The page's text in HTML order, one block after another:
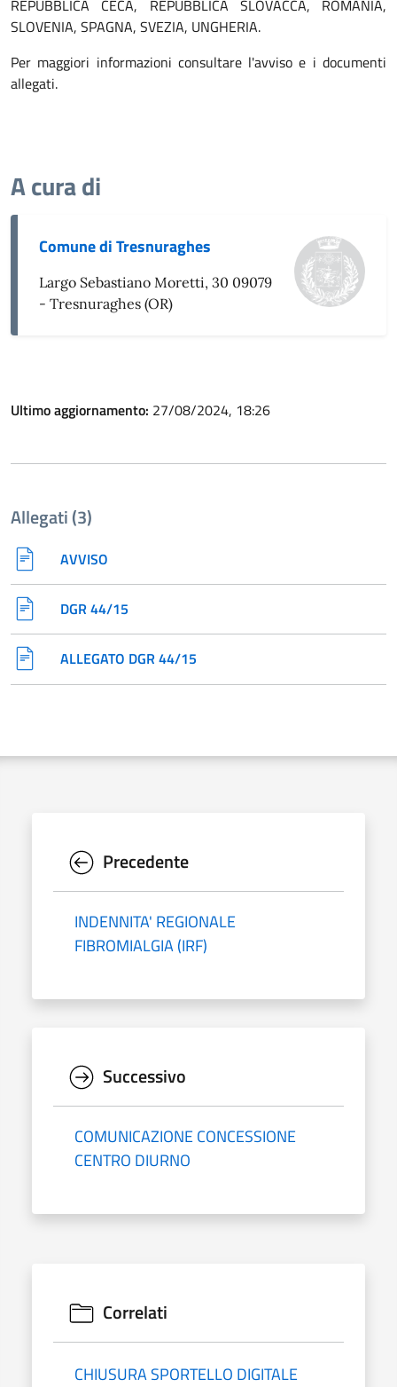
REPUBBLICA CECA, REPUBBLICA SLOVACCA, ROMANIA,
SLOVENIA, SPAGNA, SVEZIA, UNGHERIA.
Per maggiori informazioni consultare l'avviso e i documenti
allegati.
A cura di
Comune di Tresnuraghes
Largo Sebastiano Moretti, 30 09079
- Tresnuraghes (OR)
Ultimo aggiornamento: 27/08/2024, 18:26
Allegati (3)
AVVISO
DGR 44/15
ALLEGATO DGR 44/15
Precedente
INDENNITA' REGIONALE
FIBROMIALGIA (IRF)
Successivo
COMUNICAZIONE CONCESSIONE
CENTRO DIURNO
Correlati
CHIUSURA SPORTELLO DIGITALE